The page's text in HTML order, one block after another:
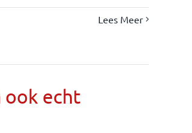
Lees Meer
ook echt